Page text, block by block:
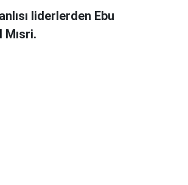
liderlerden Ebu
Mısri.